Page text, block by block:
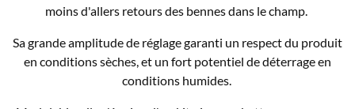
moins d'allers retours des bennes dans le champ.
Sa grande amplitude de réglage garanti un respect du produit
en conditions sèches, et un fort potentiel de déterrage en
conditions humides.